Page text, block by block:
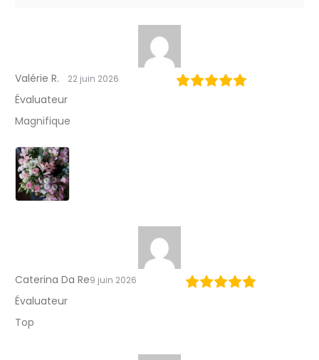
Valérie R.
Évaluateur
22 juin 2026
Magnifique
Caterina Da Re
Évaluateur
9 juin 2026
Top